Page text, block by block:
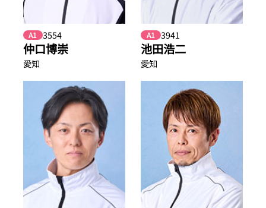
A1 3554
仲口博崇
愛知
A1 3941
池田浩二
愛知